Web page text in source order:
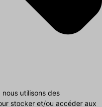
utilisons des
stocker et/ou accéder aux